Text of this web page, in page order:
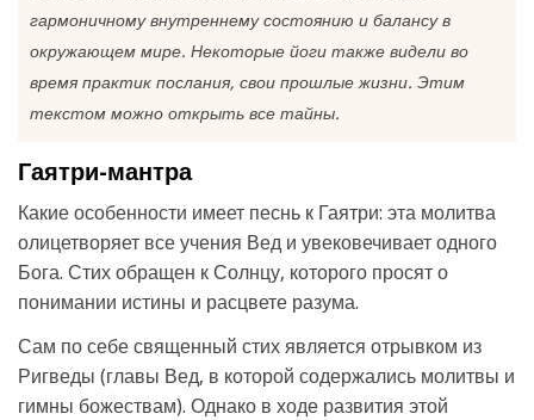
гармоничному внутреннему состоянию и балансу в
окружающем мире. Некоторые йоги также видели во
время практик послания, свои прошлые жизни. Этим
текстом можно открыть все тайны.
Гаятри-мантра
Какие особенности имеет песнь к Гаятри: эта молитва
олицетворяет все учения Вед и увековечивает одного
Бога. Стих обращен к Солнцу, которого просят о
понимании истины и расцвете разума.
Сам по себе священный стих является отрывком из
Ригведы (главы Вед, в которой содержались молитвы и
гимны божествам). Однако в ходе развития этой